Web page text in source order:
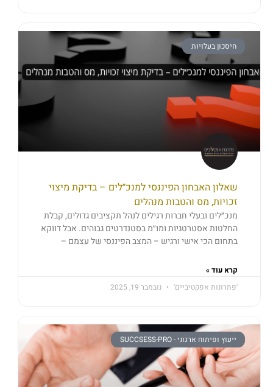
חיסכון בעלויות
שאלון האבחון הפיננסי למנכ״לים – בדיקת מיצוי
זכויות, מס והטבות מנהלים
מנכ״לים ובעלי חברות רגילים לנהל תקציבים גדולים, קבלת
החלטות אסטרטגיות ומו״מ בסטנדרטים גבוהים. אבל דווקא
בתחום הכי אישי ורגיש – המצב הפיננסי של עצמם –
קרא עוד »
'פתרונות אפקטיביים'
נובמבר 19, 2025
ייעוץ ופיתוח ארגוני - SUCCSESS-PRO